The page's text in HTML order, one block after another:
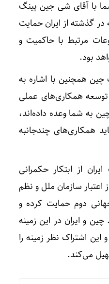
با آقای شی جین پینگ
گذشته از ایران حمایت
مرتبط با حاکمیت و
بود.
همچنین با اشاره به
همکاری‌های عملی
به شما وعده داده‌اند،
همکاری‌های چندجانبه
از ابتکار حکمرانی
سازمان ملل و نظم
دوم حمایت کرده و
و ایران در این زمینه
اشتراک نظر زمینه را
می‌کند.